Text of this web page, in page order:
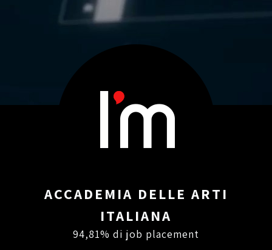
ACCADEMIA DELLE ARTI
ITALIANA
94,81% di job placement